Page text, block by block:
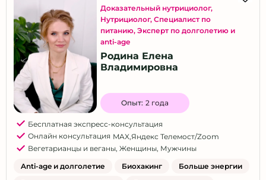
Доказательный нутрициолог,
Нутрициолог, Специалист по
питанию, Эксперт по долголетию и
anti-age
Родина Елена
Владимировна
Опыт: 2 года
Бесплатная экспресс-консультация
Онлайн консультация MAX,Яндекс Телемост/Zoom
Вегетарианцы и веганы, Женщины, Мужчины
Anti-age и долголетие Биохакинг
Больше энергии